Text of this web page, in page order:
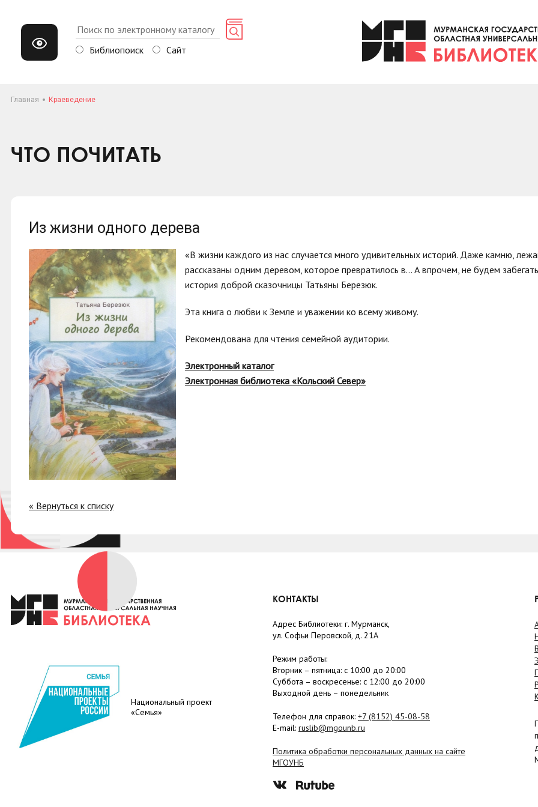
Библиопоиск Сайт
Главная Краеведение
ЧТО ПОЧИТАТЬ
Из жизни одного дерева
«В жизни каждого из нас случается много удивительных историй. Даже камню,
рассказаны одним деревом, которое превратилось в… А впрочем, не будем
история доброй сказочницы Татьяны Березюк.
Эта книга о любви к Земле и уважении ко всему живому.
Рекомендована для чтения семейной аудитории.
Электронный каталог
Электронная библиотека «Кольский Север»
« Вернуться к списку
Национальный проект
«Семья»
КОНТАКТЫ
Адрес Библиотеки: г. Мурманск,
ул. Софьи Перовской, д. 21А
Режим работы:
Вторник – пятница: с 10:00 до 20:00
Суббота – воскресенье: c 12:00 до 20:00
Выходной день – понедельник
Телефон для справок: +7 (8152) 45-08-58
E-mail: ruslib@mgounb.ru
Политика обработки персональных данных на сайте
МГОУНБ